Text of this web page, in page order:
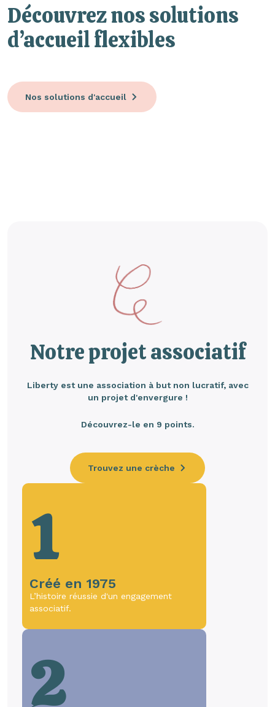
Découvrez nos solutions
d’accueil flexibles
Nos solutions d'accueil
Notre projet associatif
Liberty est une association à but non lucratif, avec
un projet d'envergure !
Découvrez-le en 9 points.
Trouvez une crèche
1
Créé en 1975
L’histoire réussie d'un engagement
associatif.
2